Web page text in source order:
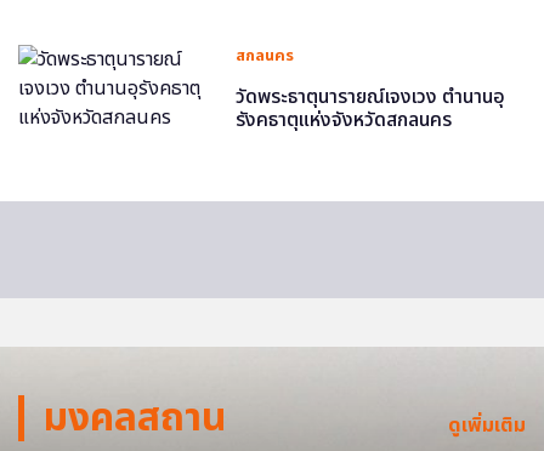
สกลนคร
วัดพระธาตุนารายณ์เจงเวง ตำนานอุ
รังคธาตุแห่งจังหวัดสกลนคร
มงคลสถาน ดูเพิ่มเติม